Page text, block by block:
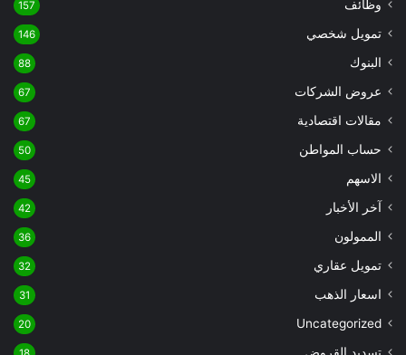
وظائف 157
تمويل شخصي 146
البنوك 88
عروض الشركات 67
مقالات اقتصادية 67
حساب المواطن 50
الاسهم 45
آخر الأخبار 42
الممولون 36
تمويل عقاري 32
اسعار الذهب 31
Uncategorized
20